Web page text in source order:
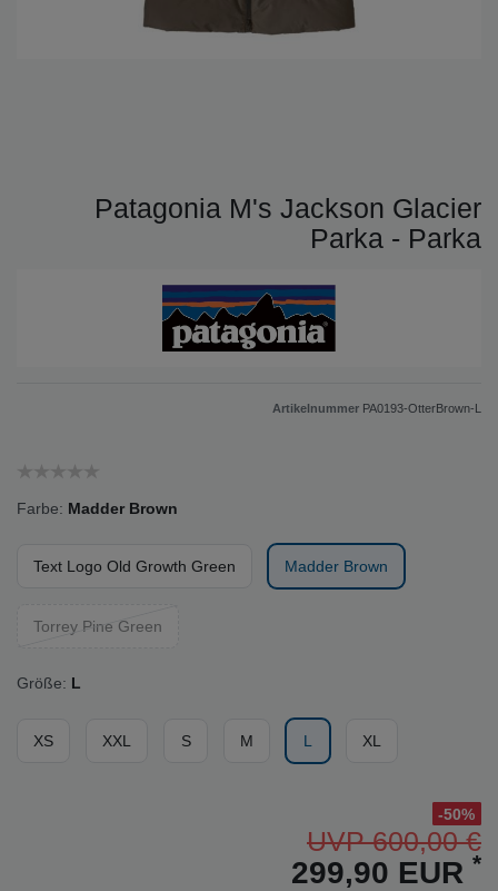
Patagonia M's Jackson Glacier
Parka - Parka
Artikelnummer PA0193-OtterBrown-L
Farbe: Madder Brown
Text Logo Old Growth Green Madder Brown
Torrey Pine Green
Größe: L
XS XXL S M L XL
-50%
UVP 600,00 €
299,90 EUR *